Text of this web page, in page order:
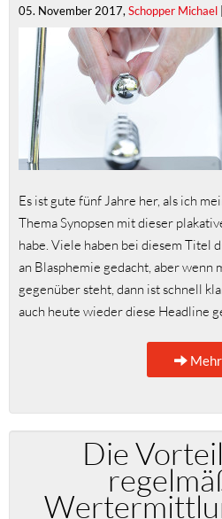
05. November 2017, Schopper Michael |
Es ist gute fünf Jahre her, als ich
Thema Synopsen mit dieser
habe. Viele haben bei diesem Titel
an Blasphemie gedacht, aber wenn
gegenüber steht, dann ist schnell
auch heute wieder diese Headline
Mehr
Die